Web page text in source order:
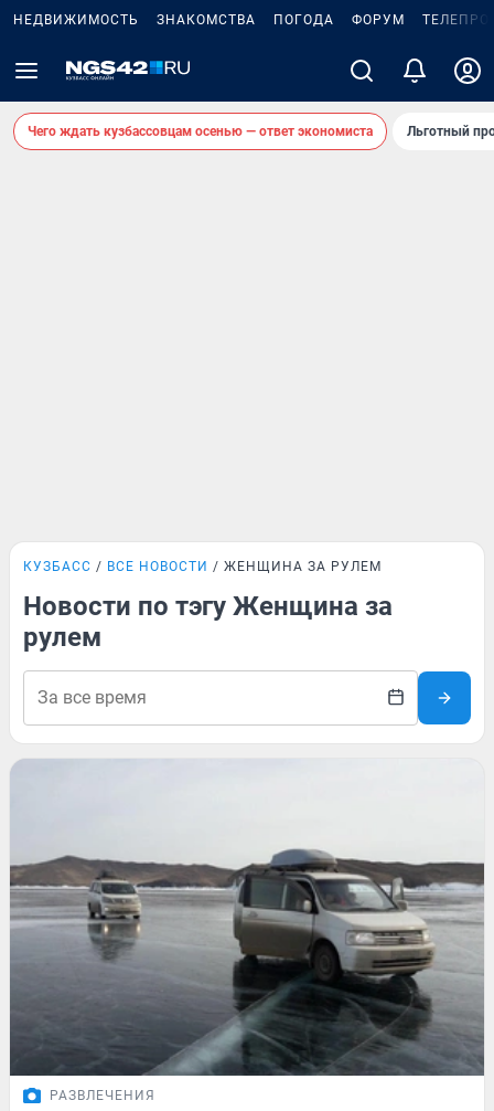
НЕДВИЖИМОСТЬ ЗНАКОМСТВА ПОГОДА ФОРУМ
Чего ждать кузбассовцам осенью — ответ экономиста Льготный
КУЗБАСС ВСЕ НОВОСТИ ЖЕНЩИНА ЗА РУЛЕМ
Новости по тэгу Женщина за
рулем
РАЗВЛЕЧЕНИЯ